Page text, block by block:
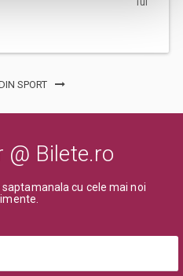
SPORT
@ Bilete.ro
cu cele mai noi